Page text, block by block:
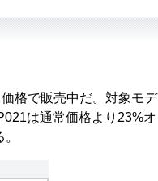
格で販売中だ。対象モデ
は通常価格より23%オ